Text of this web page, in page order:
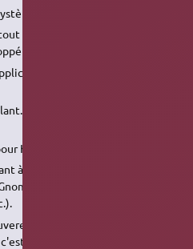
simple d'accès (
- et surtout n'importe quoi -
à la base pour un bureau KDE.
dans la zone de
Clone de
KDE.
à la Guake en appuyant sur une
ou les environnements
un bon choix d'applets,
pas mal fichu du tout. À